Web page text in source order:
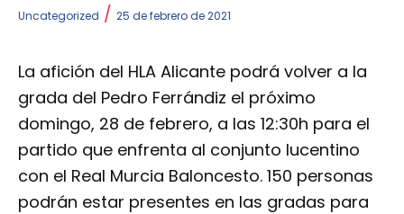
Uncategorized / 25 de febrero de 2021
La afición del HLA Alicante podrá volver a la
grada del Pedro Ferrándiz el próximo
domingo, 28 de febrero, a las 12:30h para el
partido que enfrenta al conjunto lucentino
con el Real Murcia Baloncesto. 150 personas
podrán estar presentes en las gradas para